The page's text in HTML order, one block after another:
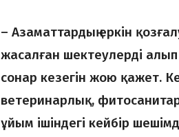
– Азаматтардың еркін
жасалған шектеулерді алып
сонар кезегін жою қажет.
ветеринарлық,
ұйым ішіндегі кейбір